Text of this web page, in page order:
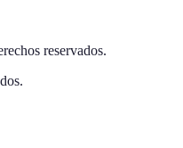
reservados.